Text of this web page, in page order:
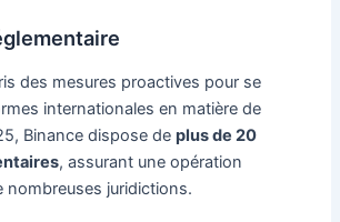
des mesures proactives pour se
internationales en matière de
Binance dispose deplus de 20
, assurant une opération
nombreuses juridictions.